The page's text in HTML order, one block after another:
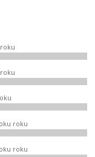
roku
roku